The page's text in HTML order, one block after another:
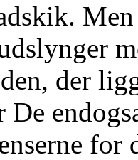
Men
der
De